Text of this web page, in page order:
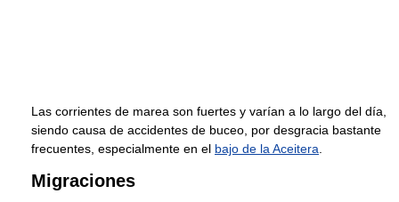
Las corrientes de marea son fuertes y varían a lo largo del día,
siendo causa de accidentes de buceo, por desgracia bastante
frecuentes, especialmente en el bajo de la Aceitera.
Migraciones